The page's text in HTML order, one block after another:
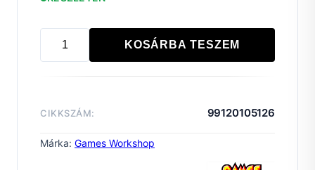
ASTRA
ARTILLERY
mennyiség
KOSÁRBA TESZEM
CIKKSZÁM: 99120105126
Márka: Games Workshop